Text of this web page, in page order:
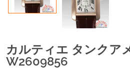
カルティエ タンクア
W2609856